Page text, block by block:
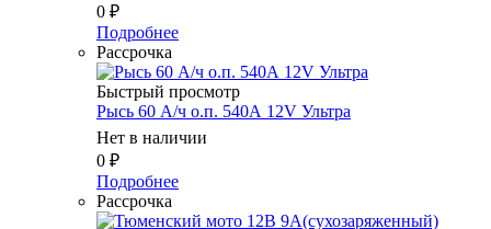
0 ₽
Подробнее
Рассрочка
Быстрый просмотр
Рысь 60 А/ч о.п. 540А 12V Ультра
Нет в наличии
0 ₽
Подробнее
Рассрочка